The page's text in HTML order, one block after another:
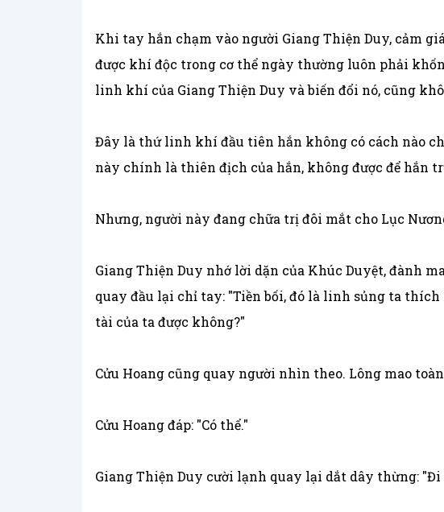
Khi tay hắn chạm vào người Giang Thiện Duy, cảm
được khí độc trong cơ thể ngày thường luôn phải
linh khí của Giang Thiện Duy và biến đổi nó, cũng
Đây là thứ linh khí đầu tiên hắn không có cách nào
này chính là thiên địch của hắn, không được để hắn
Nhưng, người này đang chữa trị đôi mắt cho Lục
Giang Thiện Duy nhớ lời dặn của Khúc Duyệt, đành
quay đầu lại chỉ tay: "Tiền bối, đó là linh sủng ta
tài của ta được không?"
Cửu Hoang cũng quay người nhìn theo. Lông mao
Cửu Hoang đáp: "Có thể."
Giang Thiện Duy cười lạnh quay lại dắt dây thừng: "Đi